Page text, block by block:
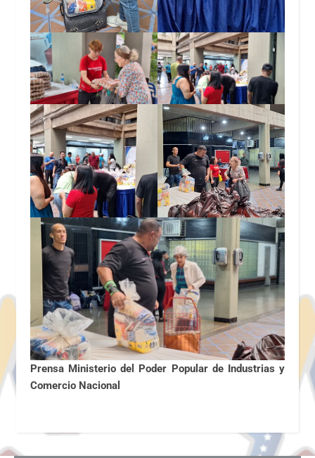
Prensa Ministerio del Poder Popular de Industrias y
Comercio Nacional